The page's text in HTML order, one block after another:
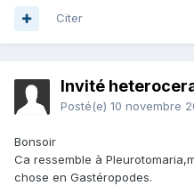
Citer
Invité
Posté(e) 10 novembre
Bonsoir
Ca ressemble à
chose en Gastéropodes.